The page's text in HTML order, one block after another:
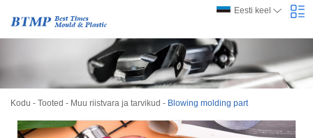
Eesti keel
Kodu - Tooted - Muu riistvara ja tarvikud - Blowing molding part